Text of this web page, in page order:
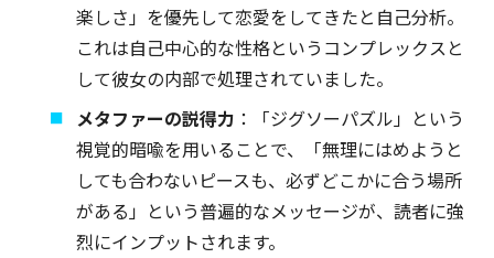
楽しさ」を優先して恋愛をしてきたと自己分析。
これは自己中心的な性格というコンプレックスと
して彼女の内部で処理されていました。
メタファーの説得力 ：「ジグソーパズル」という
視覚的暗喩を用いることで、「無理にはめようと
しても合わないピースも、必ずどこかに合う場所
がある」という普遍的なメッセージが、読者に強
烈にインプットされます。